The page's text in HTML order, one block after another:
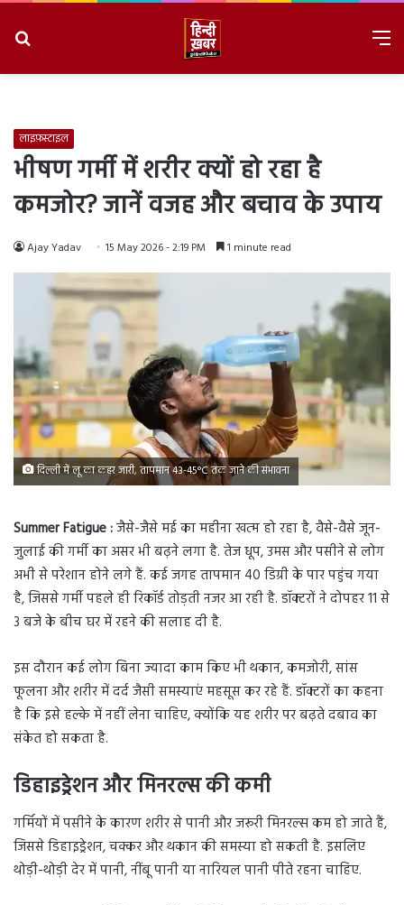
लाइफ़स्टाइल
भीषण गर्मी में शरीर क्यों हो रहा है
कमजोर? जानें वजह और बचाव के उपाय
Ajay Yadav 15 May 2026 - 2:19 PM 1 minute read
दिल्ली में लू का कहर जारी, तापमान 43-45°C तक जाने की संभावना
Summer Fatigue :जैसे-जैसे मई का महीना खत्म हो रहा है, वैसे-वैसे जून-
जुलाई की गर्मी का असर भी बढ़ने लगा है. तेज धूप, उमस और पसीने से लोग
अभी से परेशान होने लगे हैं. कई जगह तापमान 40 डिग्री के पार पहुंच गया
है, जिससे गर्मी पहले ही रिकॉर्ड तोड़ती नजर आ रही है. डॉक्टरों ने दोपहर 11 से
3 बजे के बीच घर में रहने की सलाह दी है.
इस दौरान कई लोग बिना ज्यादा काम किए भी थकान, कमजोरी, सांस
फूलना और शरीर में दर्द जैसी समस्याएं महसूस कर रहे हैं. डॉक्टरों का कहना
है कि इसे हल्के में नहीं लेना चाहिए, क्योंकि यह शरीर पर बढ़ते दबाव का
संकेत हो सकता है.
डिहाइड्रेशन और मिनरल्स की कमी
गर्मियों में पसीने के कारण शरीर से पानी और जरूरी मिनरल्स कम हो जाते हैं,
जिससे डिहाइड्रेशन, चक्कर और थकान की समस्या हो सकती है. इसलिए
थोड़ी-थोड़ी देर में पानी, नींबू पानी या नारियल पानी पीते रहना चाहिए.